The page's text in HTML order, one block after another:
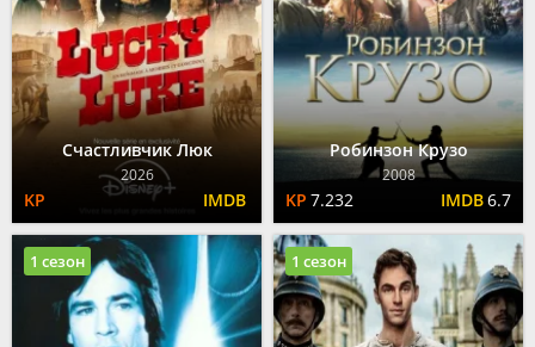
Счастливчик Люк
2026
Робинзон Крузо
2008
7.232 6.7
1 сезон 1 сезон